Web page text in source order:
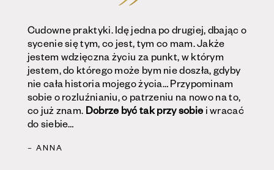
Cudowne praktyki. Idę jedna po drugiej, dbając o
sycenie się tym, co jest, tym co mam. Jakże
jestem wdzięczna życiu za punkt, w którym
jestem, do którego może bym nie doszła, gdyby
nie cała historia mojego życia… Przypominam
sobie o rozluźnianiu, o patrzeniu na nowo na to,
co już znam. Dobrze być tak przy sobie i wracać
do siebie…
– ANNA